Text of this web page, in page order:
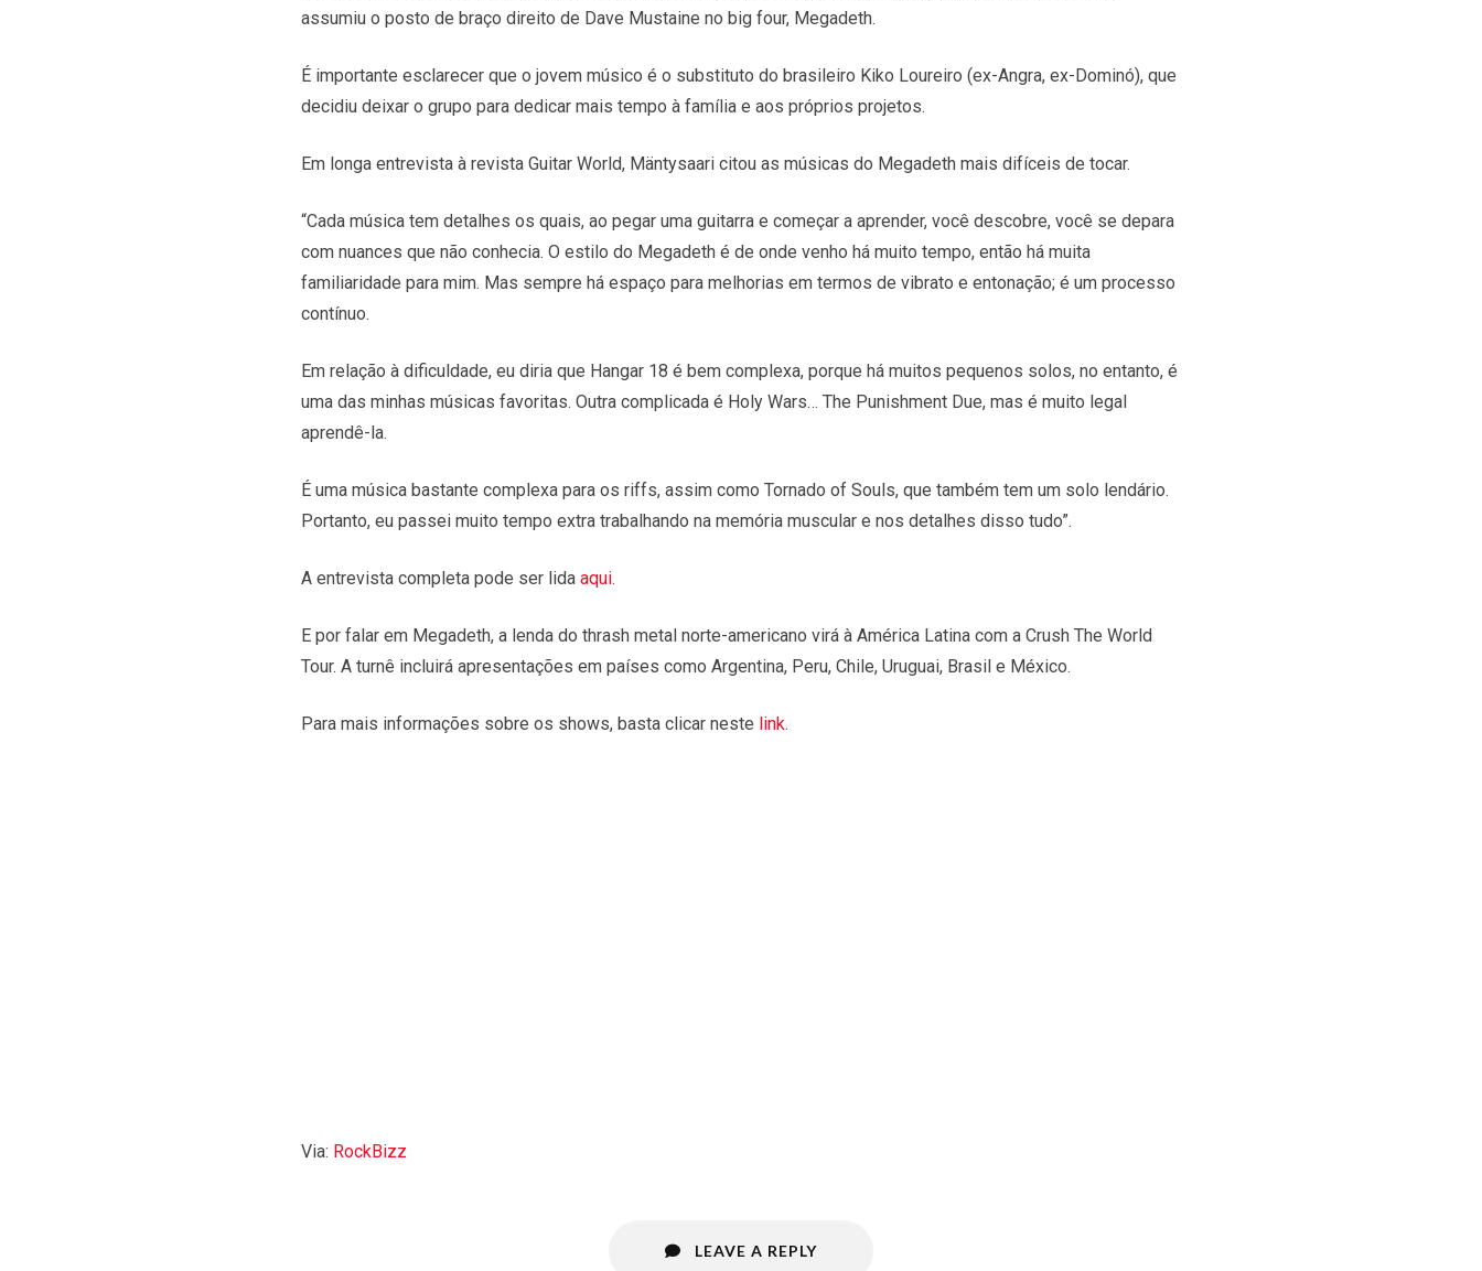
assumiu o posto de braço direito de Dave Mustaine no big four, Megadeth.
É importante esclarecer que o jovem músico é o substituto do brasileiro Kiko Loureiro (ex-Angra, ex-Dominó), que
decidiu deixar o grupo para dedicar mais tempo à família e aos próprios projetos.
Em longa entrevista à revista Guitar World, Mäntysaari citou as músicas do Megadeth mais difíceis de tocar.
“Cada música tem detalhes os quais, ao pegar uma guitarra e começar a aprender, você descobre, você se depara
com nuances que não conhecia. O estilo do Megadeth é de onde venho há muito tempo, então há muita
familiaridade para mim. Mas sempre há espaço para melhorias em termos de vibrato e entonação; é um processo
contínuo.
Em relação à dificuldade, eu diria que Hangar 18 é bem complexa, porque há muitos pequenos solos, no entanto, é
uma das minhas músicas favoritas. Outra complicada é Holy Wars… The Punishment Due, mas é muito legal
aprendê-la.
É uma música bastante complexa para os riffs, assim como Tornado of Souls, que também tem um solo lendário.
Portanto, eu passei muito tempo extra trabalhando na memória muscular e nos detalhes disso tudo”.
A entrevista completa pode ser lida aqui.
E por falar em Megadeth, a lenda do thrash metal norte-americano virá à América Latina com a Crush The World
Tour. A turnê incluirá apresentações em países como Argentina, Peru, Chile, Uruguai, Brasil e México.
Para mais informações sobre os shows, basta clicar neste link.
Via: RockBizz
LEAVE A REPLY